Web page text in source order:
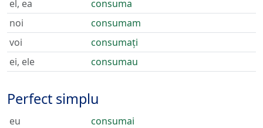
el, ea
consuma
noi
consumam
voi
consumați
ei, ele
consumau
Perfect simplu
eu
consumai